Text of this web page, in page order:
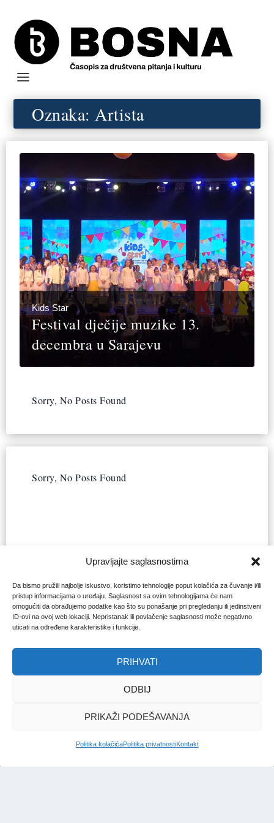
Upravljajte saglasnostima
Da bismo pružili najbolje iskustvo, koristimo tehnologije poput kolačića za čuvanje i/ili
pristup informacijama o uređaju. Saglasnost sa ovim tehnologijama će nam
omogućiti da obrađujemo podatke kao što su ponašanje pri pregledanju ili jedinstveni
ID-ovi na ovoj web lokaciji. Nepristanak ili povlačenje saglasnosti može negativno
uticati na određene karakteristike i funkcije.
PRIHVATI
ODBIJ
PRIKAŽI PODEŠAVANJA
Politika kolačićaPolitika privatnostiKontakt
Oznaka:Artista
Kids Star
Festival dječije muzike 13.
decembra u Sarajevu
Sorry, No Posts Found
Sorry, No Posts Found